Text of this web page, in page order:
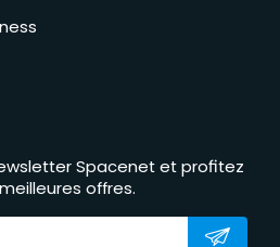
Spacenet et profitez
offres.